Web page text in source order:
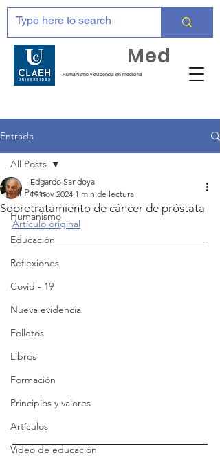
Humanismo y evidencia en medicina
Med
Entrada
All Posts
Humanismo
Educación
Reflexiones
Covid - 19
Nueva evidencia
Folletos
Libros
Formación
Principios y valores
Artículos
Video de educación
All Posts
Sobretratamiento de cáncer de próstata
Edgardo Sandoya
19 nov 2024 1 min de lectura
Artículo original